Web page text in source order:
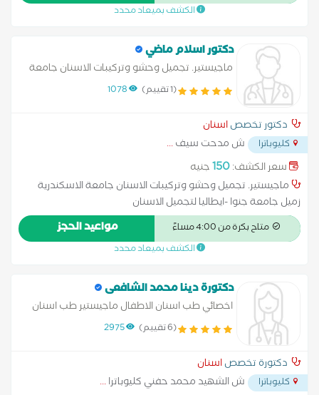
الكشف بميعاد محدد
دكتور اسلام ماضي
ماجيستير. تجميل وحشو وتركيبات الاسنان جامعة
الاسكندرية زميل جامعة جنوا -ايطاليا لتجميل
(1 تقييم) 1078
دكتور تخصصاسنان
كليوباترا ش مدحت سيف...
سعر الكشف:150جنيه
ماجيستير. تجميل وحشو وتركيبات الاسنان جامعة الاسكندرية
زميل جامعة جنوا -ايطاليا لتجميل الاسنان
متاح بكرة من 4:00 مساءً مواعيد الحجز
الكشف بميعاد محدد
دكتورة دينا محمد الشافعى
اخصائي طب اسنان الاطفال ماجيستير طب اسنان
الاطفال
(6 تقييم) 2975
دكتورة تخصصاسنان
كليوباترا ش الشهيد محمد حفني كليوباترا...